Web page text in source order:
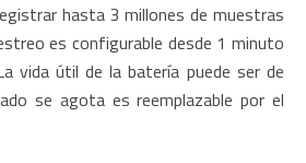
hasta 3 millones de muestras
es configurable desde 1 minuto
vida útil de la batería puede ser de
se agota es reemplazable por el